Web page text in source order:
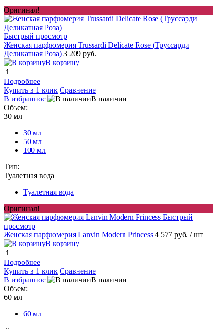
Оригинал!
Быстрый просмотр
Женская парфюмерия Trussardi Delicate Rose (Труссарди
Деликатная Роза) 3 209 руб.
В корзину
Подробнее
Купить в 1 клик Сравнение
В избранное
В наличии
Объем:
30 мл
30 мл
50 мл
100 мл
Тип:
Туалетная вода
Туалетная вода
Оригинал!
Быстрый
просмотр
Женская парфюмерия Lanvin Modern Princess 4 577 руб. / шт
В корзину
Подробнее
Купить в 1 клик Сравнение
В избранное
В наличии
Объем:
60 мл
60 мл